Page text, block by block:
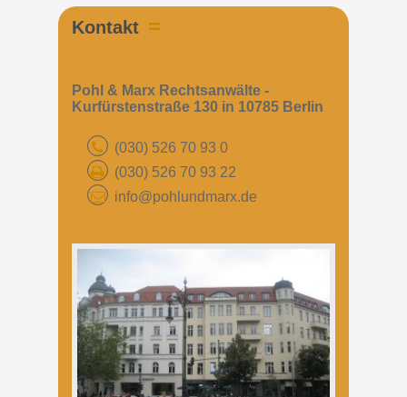
Kontakt
Pohl & Marx Rechtsanwälte -
Kurfürstenstraße 130 in 10785 Berlin
(030) 526 70 93 0
(030) 526 70 93 22
info@pohlundmarx.de